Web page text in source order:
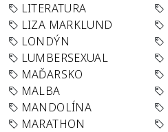
LITERATURA
LIZA MARKLUND
LONDÝN
LUMBERSEXUAL
MAĎARSKO
MALBA
MANDOLÍNA
MARATHON